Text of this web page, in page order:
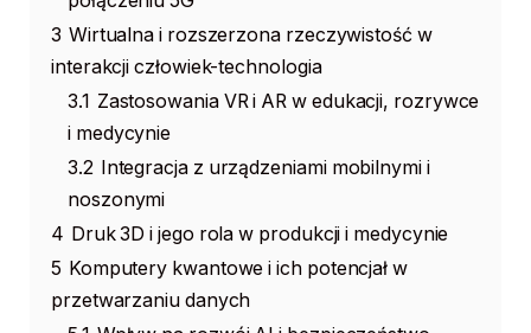
3 Wirtualna i rozszerzona rzeczywistość w
interakcji człowiek-technologia
3.1 Zastosowania VR i AR w edukacji, rozrywce
i medycynie
3.2 Integracja z urządzeniami mobilnymi i
noszonymi
4 Druk 3D i jego rola w produkcji i medycynie
5 Komputery kwantowe i ich potencjał w
przetwarzaniu danych